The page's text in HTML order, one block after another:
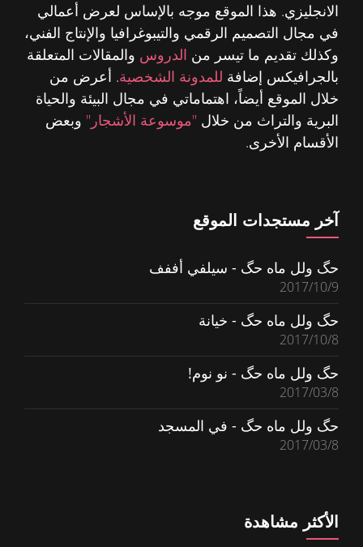
الانجليزي. هذا الموقع موجه بالإساس لعرض أعمالي
في مجال التصميم الرقمي والتيبوغرافيا والإنتاج الفني،
وكذلك تقديم ما تيسر من الدروس والمقالات المتعلقة
بالجرافيكس إضافة للمدونة الشخصية. أعرض من
خلال الموقع أيضاً، اهتماماتي في مجال البيئة والحياة
البرية والتراث من خلال "موسوعة الأشجار" وبعض
الأقسام الأخرى.
آخر مستجدات الموقع
حگ ولل ماه حگ - سيلفي أففف
2017/10/9
حگ ولل ماه حگ - خيانة
2017/10/8
حگ ولل ماه حگ - نو نوم!
2017/03/8
حگ ولل ماه حگ - في المسجد
2017/03/8
الأكثر مشاهدة